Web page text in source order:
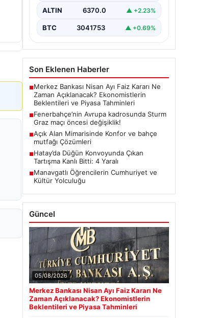
ALTIN 6370.0 ▲ +2.23%
BTC 3041753 ▲ +0.69%
Son Eklenen Haberler
■Merkez Bankası Nisan Ayı Faiz Kararı Ne
Zaman Açıklanacak? Ekonomistlerin
Beklentileri ve Piyasa Tahminleri
■Fenerbahçe’nin Avrupa kadrosunda Sturm
Graz maçı öncesi değişiklik!
■Açık Alan Mimarisinde Konfor ve bahçe
mutfağı Çözümleri
■Hatay’da Düğün Konvoyunda Çıkan
Tartışma Kanlı Bitti: 4 Yaralı
■Manavgatlı Öğrencilerin Cumhuriyet ve
Kültür Yolculuğu
Güncel
05/08/2026
Merkez Bankası Nisan Ayı Faiz Kararı Ne
Zaman Açıklanacak? Ekonomistlerin
Beklentileri ve Piyasa Tahminleri